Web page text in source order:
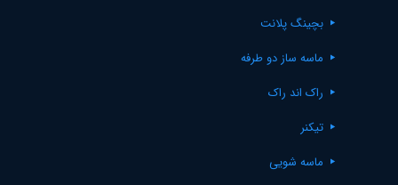
بچینگ پلانت
ماسه ساز دو طرفه
راک اند راک
تیکنر
ماسه شویی